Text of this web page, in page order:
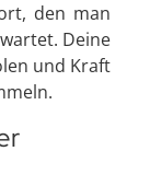
den man
Deine
und Kraft